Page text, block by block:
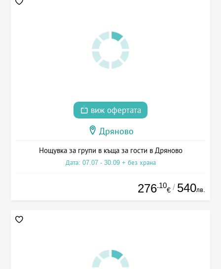
виж офертата
Дряново
Нощувка за групи в къща за гости в Дряново
Дата: 07.07 - 30.09 + без храна
276.10
€ / 540лв.